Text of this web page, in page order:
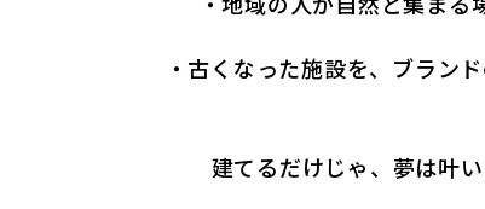
・古くなった施設を、ブラン
建てるだけじゃ、夢は叶い